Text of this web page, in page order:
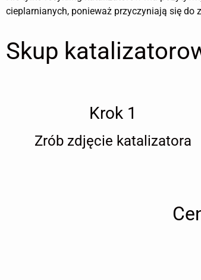
cieplarnianych, ponieważ przyczyniają się
Skup
Krok 1
Zrób zdjęcie katalizatora